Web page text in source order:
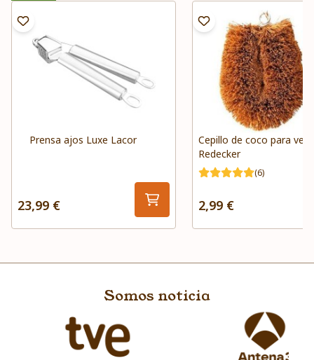
Prensa ajos Luxe Lacor
23,99 €
Cepillo de coco para
Redecker
(6)
2,99 €
Somos noticia